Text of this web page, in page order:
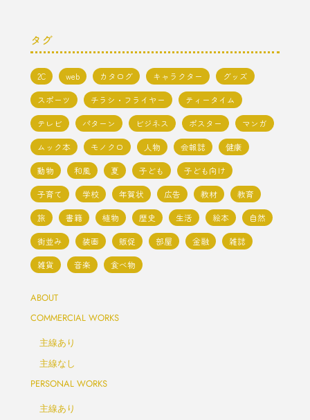
タグ
2C web カタログ キャラクター
グッズ
スポーツ
チラシ・フライヤー
ティータイム
テレビ
パターン ビジネス ポスター
マンガ
ムック本
モノクロ 人物 会報誌
健康
動物
和風 夏 子ども
子ども向け
子育て
学校 年賀状 広告 教材
教育
旅
書籍 植物 歴史 生活 絵本
自然
街並み
装画 販促 部屋 金融
雑誌
雑貨
音楽 食べ物
ABOUT
COMMERCIAL WORKS
主線あり
主線なし
PERSONAL WORKS
主線あり